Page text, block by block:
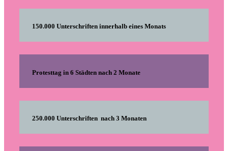
150.000 Unterschriften innerhalb eines Monats
Protesttag in 6 Städten nach 2 Monate
250.000 Unterschriften nach 3 Monaten